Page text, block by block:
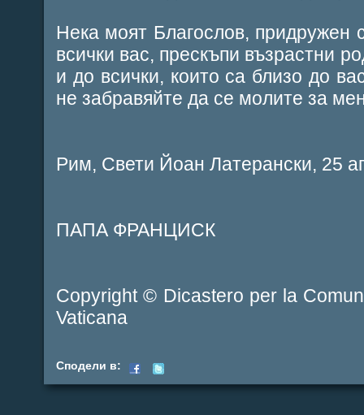
Нека моят Благослов, придружен
всички вас, прескъпи възрастни
и до всички, които са близо до
не забравяйте да се молите за
Рим, Свети Йоан Латерански, 25
ПАПА ФРАНЦИСК
Copyright © Dicastero per la
Vaticana
Сподели в: